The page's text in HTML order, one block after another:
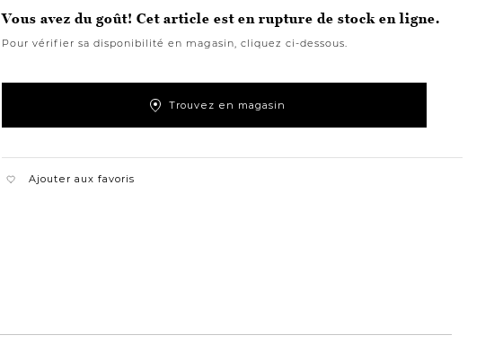
Vous avez du goût! Cet article est en rupture de stock en ligne.
Pour vérifier sa disponibilité en magasin, cliquez ci-dessous.
Trouvez en magasin
Ajouter aux favoris